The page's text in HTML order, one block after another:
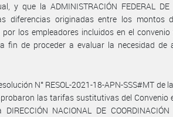
y que la ADMINISTRACIÓN FEDERAL DE
diferencias originadas entre los montos
por los empleadores incluidos en el
fin de proceder a evaluar la necesidad
N° RESOL-2021-18-APN-SSS#MT de
las tarifas sustitutivas del Convenio
NACIONAL DE